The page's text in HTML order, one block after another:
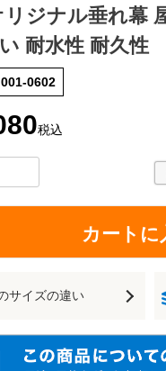
リジナル垂れ幕
耐水性 耐久性
001-0602
税込
カートに
サイズの違い